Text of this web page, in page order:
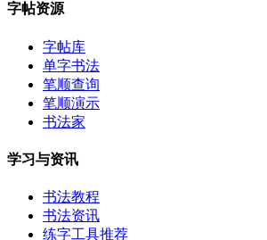
字帖资源
字帖库
单字书法
笔顺查询
笔顺演示
书法家
学习与资讯
书法教程
书法资讯
练字工具推荐